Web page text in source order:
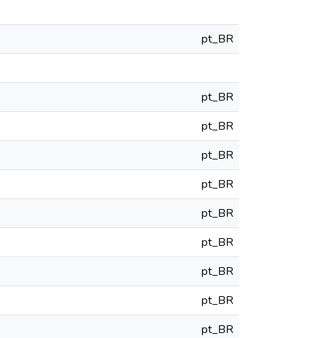
pt_BR
pt_BR
pt_BR
pt_BR
pt_BR
pt_BR
pt_BR
pt_BR
pt_BR
pt_BR